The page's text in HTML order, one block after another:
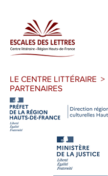
LE CENTRE LITTÉRAIRE
PARTENAIRES